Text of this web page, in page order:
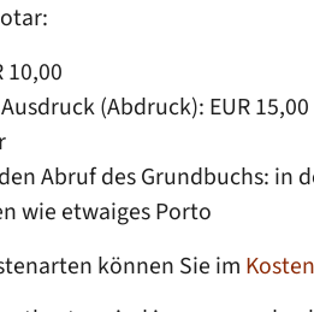
10,00
(Abdruck): EUR 15,00
Abruf des Grundbuchs: in
wie etwaiges Porto
können Sie im